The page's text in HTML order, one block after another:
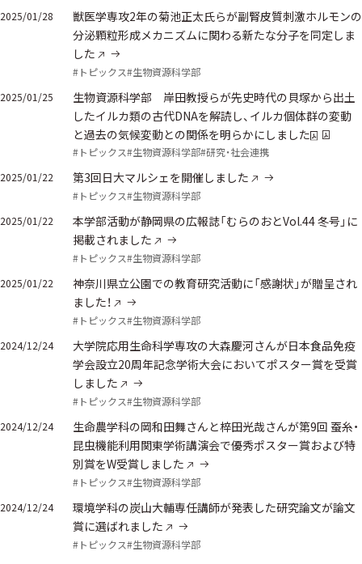
2025/01/28
獣医学専攻2年の菊池正太氏らが副腎皮質刺激ホルモンの
分泌顆粒形成メカニズムに関わる新たな分子を同定しま
した
#トピックス#生物資源科学部
2025/01/25
生物資源科学部 岸田教授らが先史時代の貝塚から出土
したイルカ類の古代DNAを解読し、イルカ個体群の変動
と過去の気候変動との関係を明らかにしました
#トピックス#生物資源科学部#研究・社会連携
2025/01/22
第3回日大マルシェを開催しました
#トピックス#生物資源科学部
2025/01/22
本学部活動が静岡県の広報誌「むらのおとVol.44 冬号」に
掲載されました
#トピックス#生物資源科学部
2025/01/22
神奈川県立公園での教育研究活動に「感謝状」が贈呈され
ました！
#トピックス#生物資源科学部
2024/12/24
大学院応用生命科学専攻の大森慶河さんが日本食品免疫
学会設立20周年記念学術大会においてポスター賞を受賞
しました
#トピックス#生物資源科学部
2024/12/24
生命農学科の岡和田舞さんと椊田光哉さんが第9回 蚕糸・
昆虫機能利用関東学術講演会で優秀ポスター賞および特
別賞をW受賞しました
#トピックス#生物資源科学部
2024/12/24
環境学科の炭山大輔専任講師が発表した研究論文が論文
賞に選ばれました
#トピックス#生物資源科学部